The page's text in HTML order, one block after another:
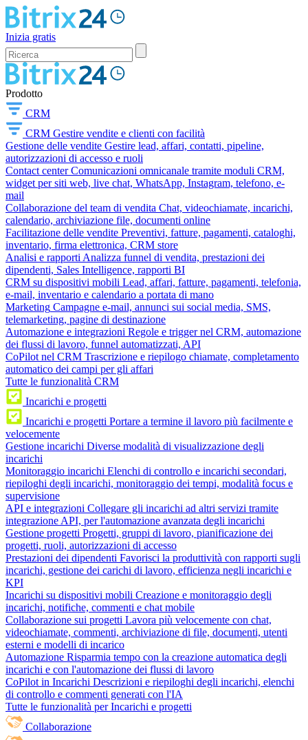
Inizia gratis
Prodotto
CRM
CRM Gestire vendite e clienti con facilità
Gestione delle vendite Gestire lead, affari, contatti, pipeline,
autorizzazioni di accesso e ruoli
Contact center Comunicazioni omnicanale tramite moduli CRM,
widget per siti web, live chat, WhatsApp, Instagram, telefono, e-
mail
Collaborazione del team di vendita Chat, videochiamate, incarichi,
calendario, archiviazione file, documenti online
Facilitazione delle vendite Preventivi, fatture, pagamenti, cataloghi,
inventario, firma elettronica, CRM store
Analisi e rapporti Analizza funnel di vendita, prestazioni dei
dipendenti, Sales Intelligence, rapporti BI
CRM su dispositivi mobili Lead, affari, fatture, pagamenti, telefonia,
e-mail, inventario e calendario a portata di mano
Marketing Campagne e-mail, annunci sui social media, SMS,
telemarketing, pagine di destinazione
Automazione e integrazioni Regole e trigger nel CRM, automazione
dei flussi di lavoro, funnel automatizzati, API
CoPilot nel CRM Trascrizione e riepilogo chiamate, completamento
automatico dei campi per gli affari
Tutte le funzionalità CRM
Incarichi e progetti
Incarichi e progetti Portare a termine il lavoro più facilmente e
velocemente
Gestione incarichi Diverse modalità di visualizzazione degli
incarichi
Monitoraggio incarichi Elenchi di controllo e incarichi secondari,
riepiloghi degli incarichi, monitoraggio dei tempi, modalità focus e
supervisione
API e integrazioni Collegare gli incarichi ad altri servizi tramite
integrazione API, per l'automazione avanzata degli incarichi
Gestione progetti Progetti, gruppi di lavoro, pianificazione dei
progetti, ruoli, autorizzazioni di accesso
Prestazioni dei dipendenti Favorisci la produttività con rapporti sugli
incarichi, gestione dei carichi di lavoro, efficienza negli incarichi e
KPI
Incarichi su dispositivi mobili Creazione e monitoraggio degli
incarichi, notifiche, commenti e chat mobile
Collaborazione sui progetti Lavora più velocemente con chat,
videochiamate, commenti, archiviazione di file, documenti, utenti
esterni e modelli di incarico
Automazione Risparmia tempo con la creazione automatica degli
incarichi e con l'automazione dei flussi di lavoro
CoPilot in Incarichi Descrizioni e riepiloghi degli incarichi, elenchi
di controllo e commenti generati con l'IA
Tutte le funzionalità per Incarichi e progetti
Collaborazione